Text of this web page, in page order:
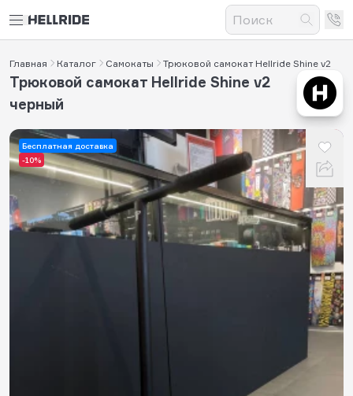
Главная Каталог Самокаты Трюковой самокат Hellride Shine v2
Бесплатная доставка
-10%
Трюковой самокат Hellride Shine v2
черный